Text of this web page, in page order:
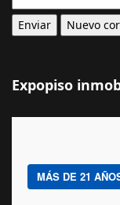
Expopiso
MÁS DE 21